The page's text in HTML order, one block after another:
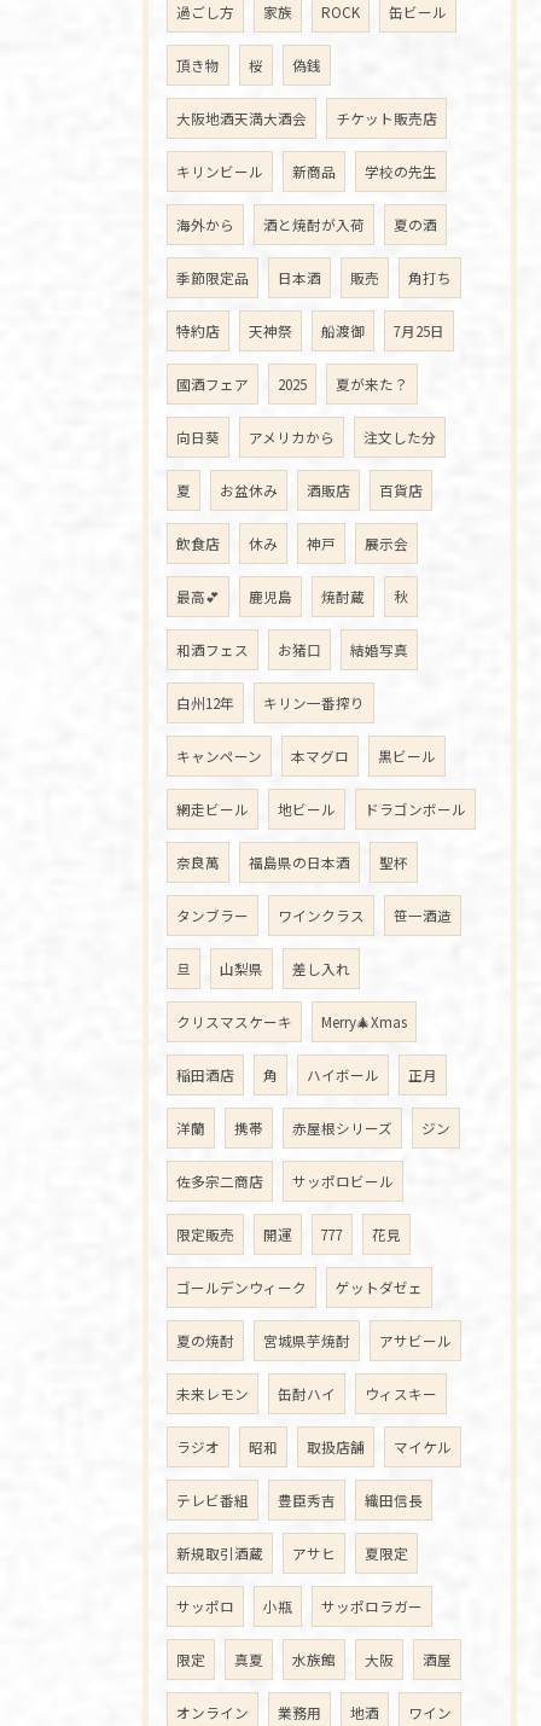
過ごし方 家族 ROCK 缶ビール
頂き物 桜 偽銭
大阪地酒天満大酒会 チケット販売店
キリンビール 新商品 学校の先生
海外から 酒と焼酎が入荷 夏の酒
季節限定品 日本酒 販売 角打ち
特約店 天神祭 船渡御 7月25日
國酒フェア 2025 夏が来た？
向日葵 アメリカから 注文した分
夏 お盆休み 酒販店 百貨店
飲食店 休み 神戸 展示会
最高💕 鹿児島 焼酎蔵 秋
和酒フェス お猪口 結婚写真
白州12年 キリン一番搾り
キャンペーン 本マグロ 黒ビール
網走ビール 地ビール ドラゴンボール
奈良萬 福島県の日本酒 聖杯
タンブラー ワインクラス 笹一酒造
旦 山梨県 差し入れ
クリスマスケーキ Merry🎄Xmas
稲田酒店 角 ハイボール 正月
洋蘭 携帯 赤屋根シリーズ ジン
佐多宗二商店 サッポロビール
限定販売 開運 777 花見
ゴールデンウィーク ゲットダゼェ
夏の焼酎 宮城県芋焼酎 アサビール
未来レモン 缶酎ハイ ウィスキー
ラジオ 昭和 取扱店舗 マイケル
テレビ番組 豊臣秀吉 織田信長
新規取引酒蔵 アサヒ 夏限定
サッポロ 小瓶 サッポロラガー
限定 真夏 水族館 大阪 酒屋
オンライン 業務用 地酒 ワイン